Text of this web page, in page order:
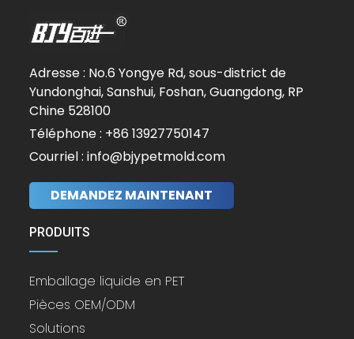
Adresse : No.6 Yongye Rd, sous-district de
Yundonghai, Sanshui, Foshan, Guangdong, RP
Chine 528100
Téléphone : +86 13927750147
Courriel : info@bjypetmold.com
DEMANDEZ MAINTENANT
PRODUITS
Emballage liquide en PET
Pièces OEM/ODM
Solutions